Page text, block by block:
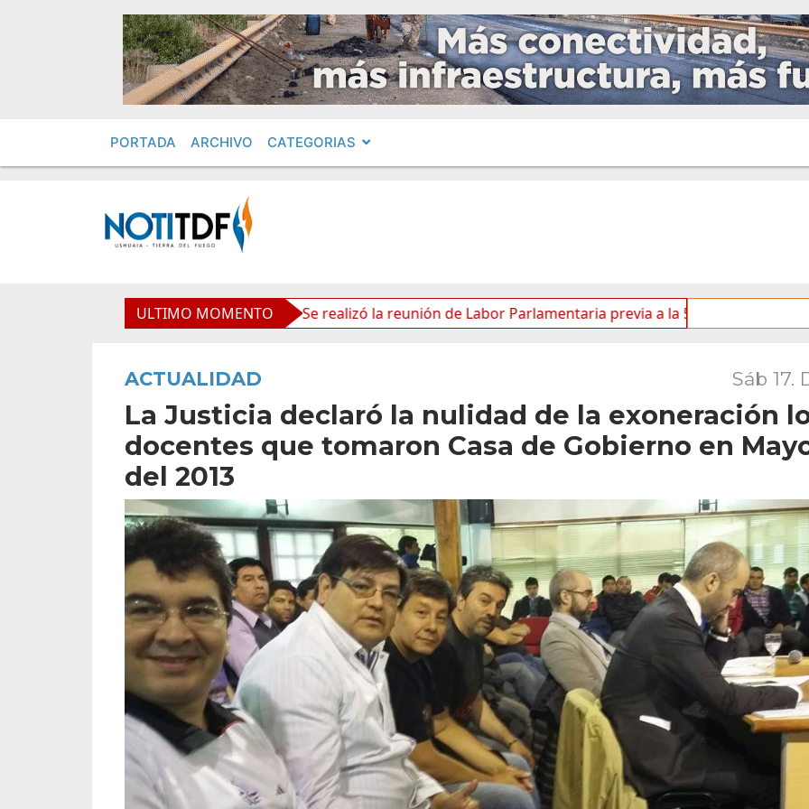
PORTADA ARCHIVO CATEGORIAS
ULTIMO MOMENTO
políticos por «ficha limpia» Se realizó la reunión de Labor Parlamentaria previa a la 5.ª Sesión Ordinaria
ACTUALIDAD Sáb 17.
La Justicia declaró la nulidad de la exoneración
docentes que tomaron Casa de Gobierno en
del 2013